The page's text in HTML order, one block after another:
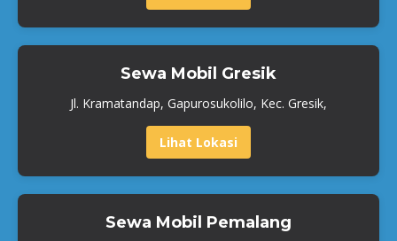
Sewa Mobil Gresik
Jl. Kramatandap, Gapurosukolilo, Kec. Gresik,
Lihat Lokasi
Sewa Mobil Pemalang